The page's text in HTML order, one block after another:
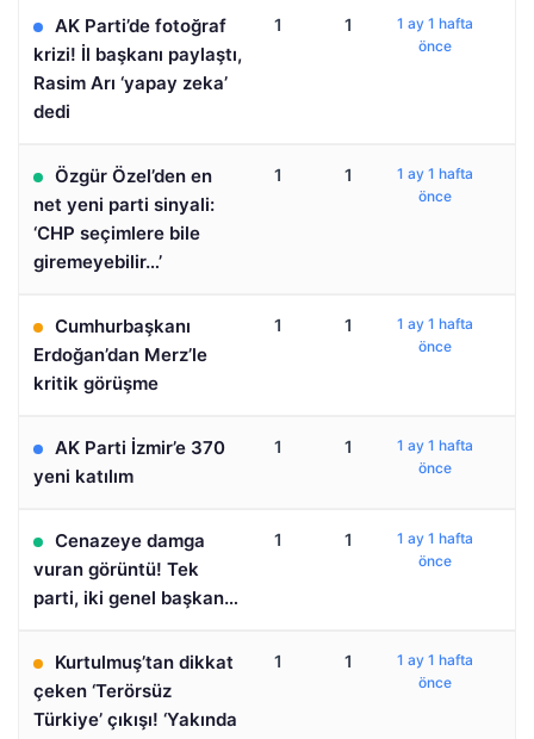
AK Parti’de fotoğraf
krizi! İl başkanı paylaştı,
Rasim Arı ‘yapay zeka’
dedi
1 1
1 ay 1 hafta
önce
Özgür Özel’den en
net yeni parti sinyali:
‘CHP seçimlere bile
giremeyebilir…’
1 1
1 ay 1 hafta
önce
Cumhurbaşkanı
Erdoğan’dan Merz’le
kritik görüşme
1 1
1 ay 1 hafta
önce
AK Parti İzmir’e 370
yeni katılım
1 1
1 ay 1 hafta
önce
Cenazeye damga
vuran görüntü! Tek
parti, iki genel başkan…
1 1
1 ay 1 hafta
önce
Kurtulmuş’tan dikkat
çeken ‘Terörsüz
Türkiye’ çıkışı! ‘Yakında
1 1
1 ay 1 hafta
önce